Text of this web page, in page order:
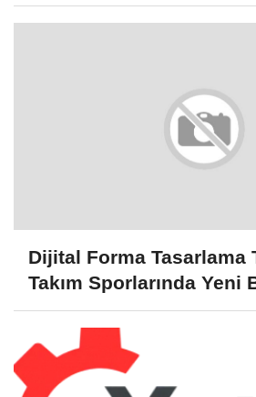
Dijital Forma Tasarlama
Takım Sporlarında Yeni